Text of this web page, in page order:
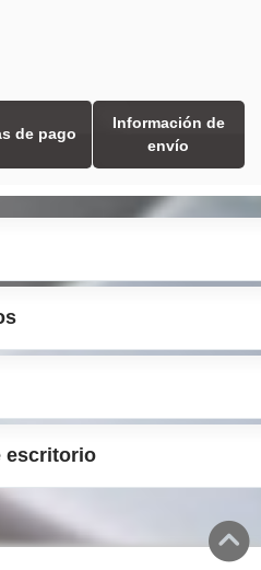
de pago
Información de
envío
escritorio